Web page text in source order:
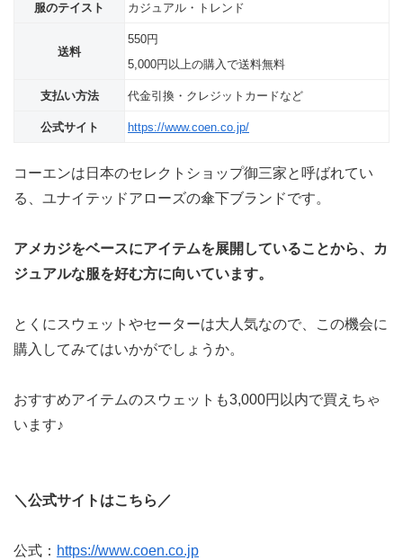
服のテイスト カジュアル・トレンド
送料
550円
5,000円以上の購入で送料無料
支払い方法 代金引換・クレジットカードなど
公式サイト https://www.coen.co.jp/
コーエンは日本のセレクトショップ御三家と呼ばれてい
る、ユナイテッドアローズの傘下ブランドです。
アメカジをベースにアイテムを展開していることから、カ
ジュアルな服を好む方に向いています。
とくにスウェットやセーターは大人気なので、この機会に
購入してみてはいかがでしょうか。
おすすめアイテムのスウェットも3,000円以内で買えちゃ
います♪
＼公式サイトはこちら／
公式： https://www.coen.co.jp